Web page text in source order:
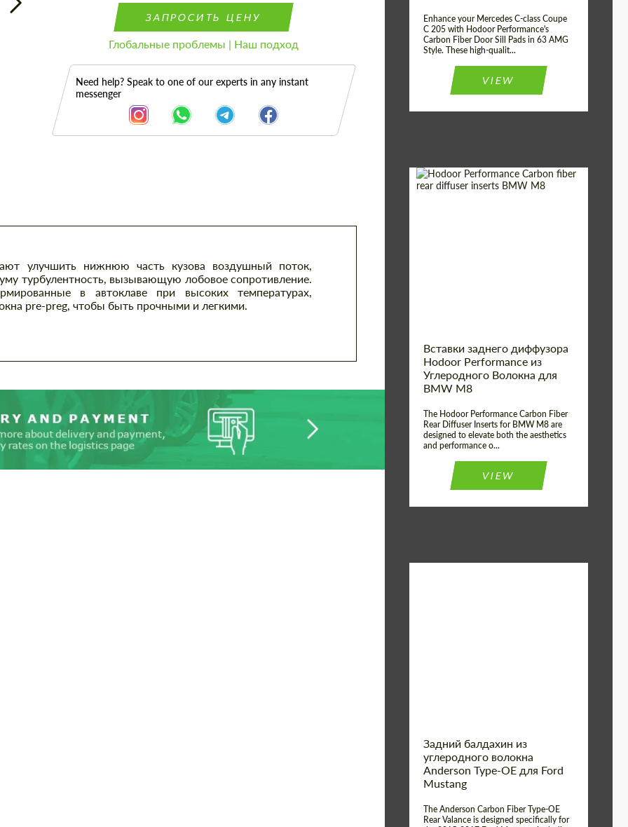
ЗАПРОСИТЬ ЦЕНУ
Глобальные проблемы | Наш подход
Need help? Speak to one of our experts in any instant
messenger
улучшить нижнюю часть кузова воздушный поток,
турбулентность, вызывающую лобовое сопротивление.
в автоклаве при высоких температурах,
pre-preg, чтобы быть прочными и легкими.
Enhance your Mercedes C-class Coupe
C 205 with Hodoor Performance's
Carbon Fiber Door Sill Pads in 63 AMG
Style. These high-qualit...
VIEW
Вставки заднего диффузора
Hodoor Performance из
Углеродного Волокна для
BMW M8
The Hodoor Performance Carbon Fiber
Rear Diffuser Inserts for BMW M8 are
designed to elevate both the aesthetics
and performance o...
VIEW
Задний балдахин из
углеродного волокна
Anderson Type-OE для Ford
Mustang
The Anderson Carbon Fiber Type-OE
Rear Valance is designed specifically for